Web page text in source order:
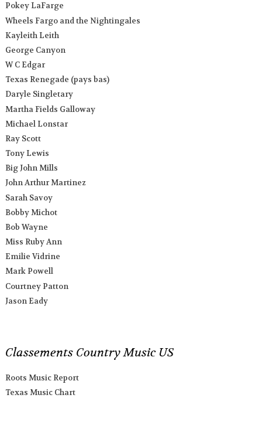
Pokey LaFarge
Wheels Fargo and the Nightingales
Kayleith Leith
George Canyon
W C Edgar
Texas Renegade (pays bas)
Daryle Singletary
Martha Fields Galloway
Michael Lonstar
Ray Scott
Tony Lewis
Big John Mills
John Arthur Martinez
Sarah Savoy
Bobby Michot
Bob Wayne
Miss Ruby Ann
Emilie Vidrine
Mark Powell
Courtney Patton
Jason Eady
Classements Country Music US
Roots Music Report
Texas Music Chart